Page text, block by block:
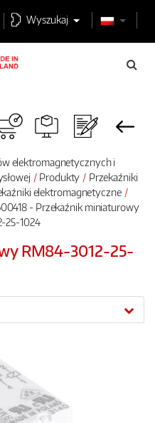
Wyszukaj
elektromagnetycznych i
Produkty
Przekaźniki
elektromagnetyczne
- Przekaźnik miniaturowy
25-1024
RM84-3012-25-